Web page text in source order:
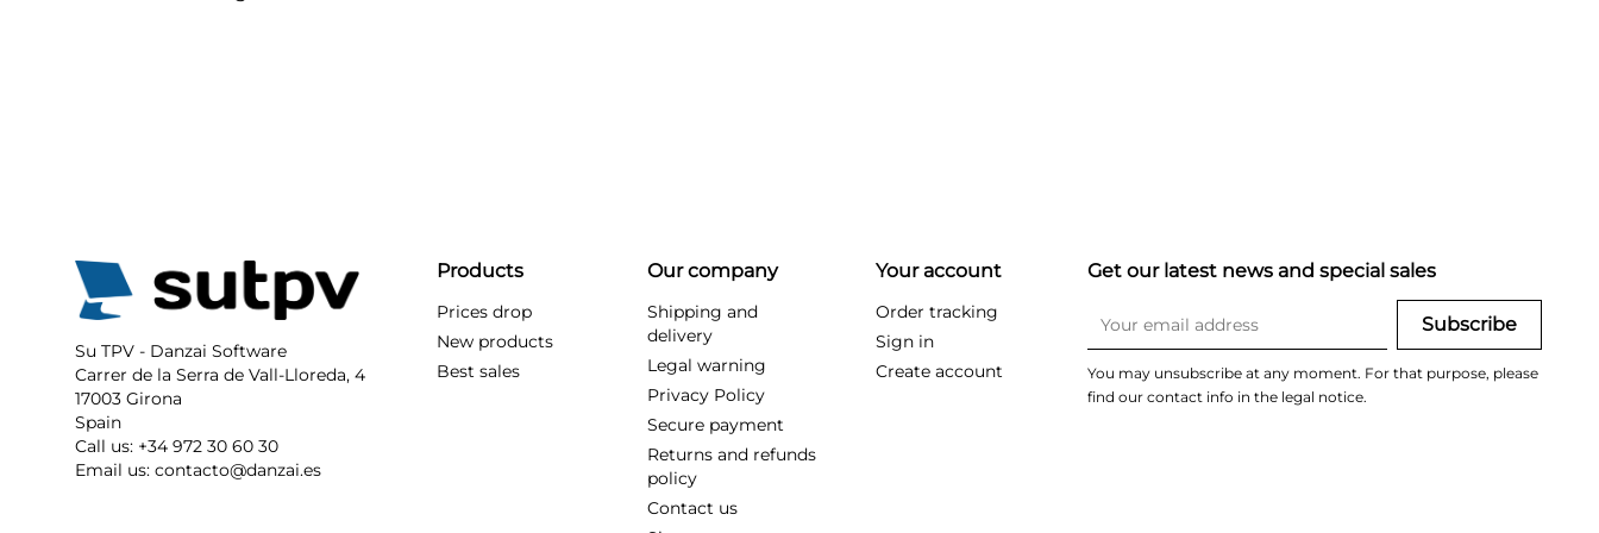
Su TPV - Danzai Software
Carrer de la Serra de Vall-Lloreda, 4
17003 Girona
Spain
Call us: +34 972 30 60 30
Email us: contacto@danzai.es
Products
Prices drop
New products
Best sales
Our company
Shipping and
delivery
Legal warning
Privacy Policy
Secure payment
Returns and refunds
policy
Contact us
Your account
Order tracking
Sign in
Create account
Get our latest news and special sales
You may unsubscribe at any moment. For that purpose, please
find our contact info in the legal notice.